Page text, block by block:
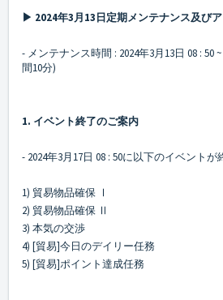
▶ 2024年3月13日定期メンテナンス及び
- メンテナンス時間 : 2024年3月13日 08 : 50
間10分)
1. イベント終了のご案内
- 2024年3月17日 08 : 50に以下のイベントが
1) 貿易物品確保 Ⅰ
2) 貿易物品確保 Ⅱ
3) 本気の交渉
4) [貿易]今日のデイリー任務
5) [貿易]ポイント達成任務